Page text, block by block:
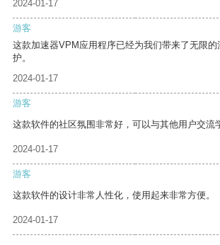
2024-01-17
游客
这款加速器VPM应用程序已经为我们带来了无限
护。
2024-01-17
游客
这款软件的社区氛围非常好，可以与其他用户交流
2024-01-17
游客
这款软件的设计非常人性化，使用起来非常方便。
2024-01-17